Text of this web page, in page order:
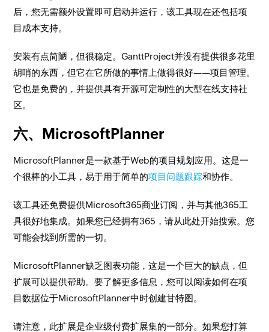
后，您无需额外设置即可启动并运行，该工具现在还包括项
目成本支持。
安装有点简陋，但很稳定。GanttProject并没有提供很多花里
胡哨的东西，但它在它所做的事情上做得很好——项目管理。
它也是免费的，并提供具有开源可定制性的大型在线支持社
区。
六、MicrosoftPlanner
MicrosoftPlanner是一款基于Web的项目规划应用。这是一
个很棒的小工具，易于用于简单的项目问题跟踪和协作。
该工具还免费提供Microsoft365商业订阅，并与其他365工
具很好地集成。如果您已经拥有365，请从此处开始搜索。您
可能会找到所需的一切。
MicrosoftPlanner缺乏图表功能，这是一个巨大的缺点，但
扩展可以提供帮助。要了解更多信息，您可以阅读如何在项
目数据位于MicrosoftPlanner中时创建甘特图。
请注意，此扩展是企业级付费扩展集的一部分。如果您打算